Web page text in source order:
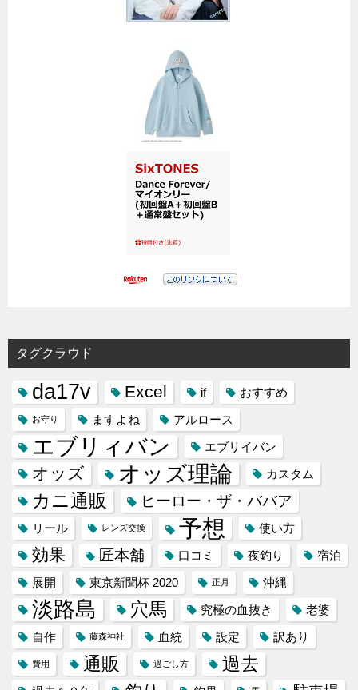
タグクラウド
da17v Excel if おすすめ
お守り ますよね アルロース
エブリィバン エブリイバン
オッズ オッズ理論 カスタム
カニ通販 ヒーロー・ザ・ババア
リール レンズ交換 予想 使い方
効果 匠本舗 口コミ 夜釣り
宿泊
展開
東京新聞杯 2020 正月 沖縄
淡路島 穴馬 究極の血抜き
老婆
自作
藤森神社 血統 設定 訳あり
費用 通販 過ごし方 過去